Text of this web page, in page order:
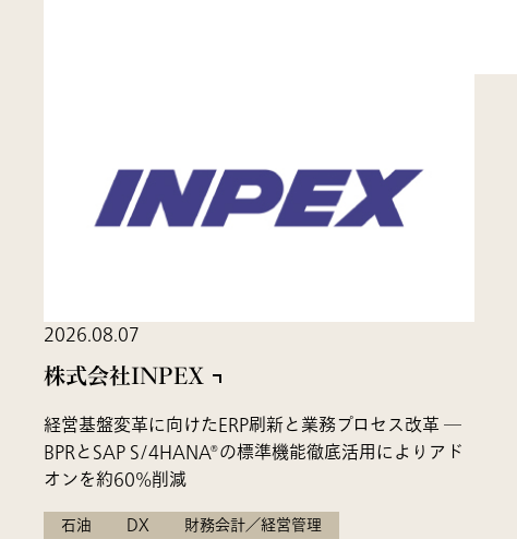
2026.08.07
株式会社INPEX
経営基盤変革に向けたERP刷新と業務プロセス改革 ―
BPRとSAP S/4HANA®の標準機能徹底活用によりアド
オンを約60%削減
石油 DX 財務会計／経営管理